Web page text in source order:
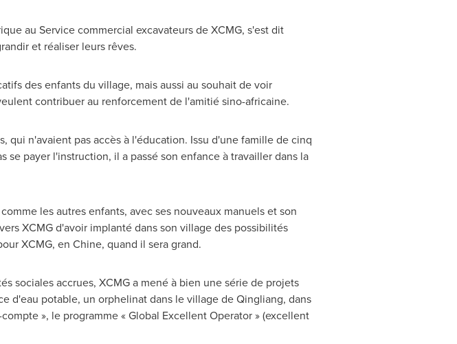
au Service commercial excavateurs de XCMG, s'est dit
et réaliser leurs rêves.
des enfants du village, mais aussi au souhait de voir
contribuer au renforcement de l'amitié sino-africaine.
qui n'avaient pas accès à l'éducation. Issu d'une famille de cinq
payer l'instruction, il a passé son enfance à travailler dans la
les autres enfants, avec ses nouveaux manuels et son
XCMG d'avoir implanté dans son village des possibilités
XCMG, en Chine, quand il sera grand.
sociales accrues, XCMG a mené à bien une série de projets
d'eau potable, un orphelinat dans le village de Qingliang, dans
», le programme « Global Excellent Operator » (excellent